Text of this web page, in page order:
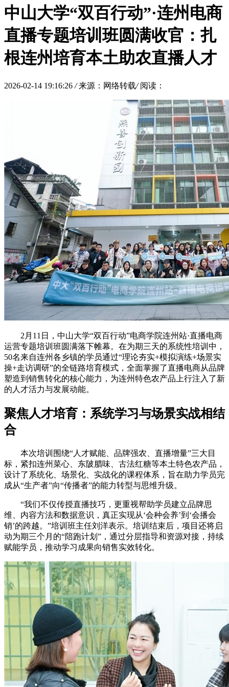
中山大学“双百行动”·连州电商
直播专题培训班圆满收官：扎
根连州培育本土助农直播人才
2026-02-14 19:16:26 / 来源：网络转载/ 阅读：
2月11日，中山大学“双百行动”电商学院连州站·直播电商
运营专题培训班圆满落下帷幕。在为期三天的系统性培训中，
50名来自连州各乡镇的学员通过“理论夯实+模拟演练+场景实
操+走访调研”的全链路培育模式，全面掌握了直播电商从品牌
塑造到销售转化的核心能力，为连州特色农产品上行注入了新
的人才活力与发展动能。
聚焦人才培育：系统学习与场景实战相结
合
本次培训围绕“人才赋能、品牌强农、直播增量”三大目
标，紧扣连州菜心、东陂腊味、古法红糖等本土特色农产品，
设计了系统化、场景化、实战化的课程体系，旨在助力学员完
成从“生产者”向“传播者”的能力转型与思维升级。
“我们不仅传授直播技巧，更重视帮助学员建立品牌思
维、内容方法和数据意识，真正实现从‘会种会养’到‘会播会
销’的跨越。”培训班主任刘洋表示。培训结束后，项目还将启
动为期三个月的“陪跑计划”，通过分层指导和资源对接，持续
赋能学员，推动学习成果向销售实效转化。